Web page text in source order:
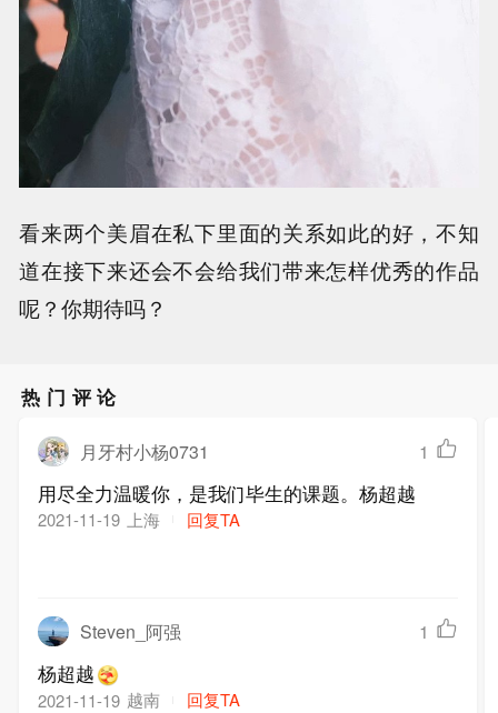
看来两个美眉在私下里面的关系如此的好，不知
道在接下来还会不会给我们带来怎样优秀的作品
呢？你期待吗？
热门评论
月牙村小杨0731 1
用尽全力温暖你，是我们毕生的课题。杨超越
2021-11-19 上海 回复TA
Steven_阿强 1
杨超越
2021-11-19 越南 回复TA